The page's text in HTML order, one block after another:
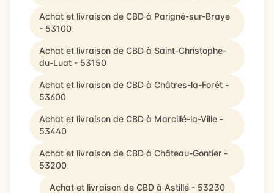
Achat et livraison de CBD à Parigné-sur-Braye
- 53100
Achat et livraison de CBD à Saint-Christophe-
du-Luat - 53150
Achat et livraison de CBD à Châtres-la-Forêt -
53600
Achat et livraison de CBD à Marcillé-la-Ville -
53440
Achat et livraison de CBD à Château-Gontier -
53200
Achat et livraison de CBD à Astillé - 53230